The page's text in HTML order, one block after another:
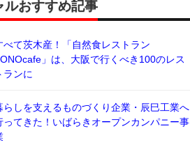
ルおすすめ記事
べて茨木産！「自然食レストラン
」は、大阪で行くべき100のレス
ランに
らしを支えるものづくり企業・辰巳工業へ
ってきた！いばらきオープンカンパニー事